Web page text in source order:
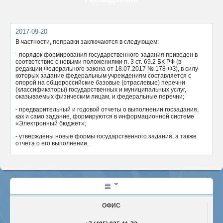
2017-09-20
В частности, поправки заключаются в следующем:
- порядок формирования государственного задания приведен в
соответствие с новыми положениями п. 3 ст. 69.2 БК РФ (в
редакции Федерального закона от 18.07.2017 № 178-ФЗ), в силу
которых задание федеральным учреждениям составляется с
опорой на общероссийские базовые (отраслевые) перечни
(классификаторы) государственных и муниципальных услуг,
оказываемых физическим лицам, и федеральные перечни;
- предварительный и годовой отчеты о выполнении госзадания,
как и само задание, формируются в информационной системе
«Электронный бюджет»;
- утверждены новые формы государственного задания, а также
отчета о его выполнении.
ОФИС